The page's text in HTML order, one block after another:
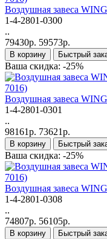
Bоздушная завеса
1-4-2801-0300
..
79430р. 59573р.
В корзину Быстрый
Ваша скидка: -25%
Bоздушная завеса
1-4-2801-0301
..
98161р. 73621р.
В корзину Быстрый
Ваша скидка: -25%
Bоздушная завеса
1-4-2801-0308
..
74807р. 56105р.
В корзину Быстрый